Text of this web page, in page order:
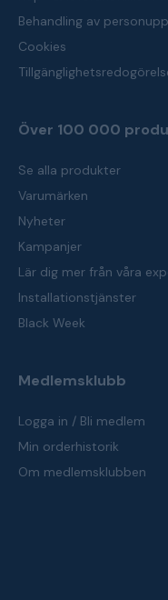
Behandling av
Cookies
Över 100 000
Se alla produkter
Varumärken
Nyheter
Kampanjer
Lär dig mer från våra
Installationstjänster
Black Week
Medlemsklubb
Logga in / Bli medlem
Min orderhistorik
Om medlemsklubben